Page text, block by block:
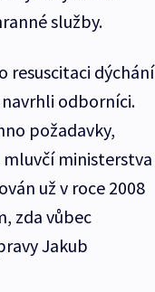
služby.
resuscitaci dýchání
odborníci.
požadavky,
ministerstva
už v roce 2008
zda vůbec
Jakub